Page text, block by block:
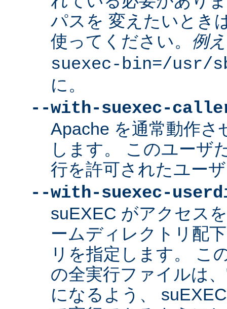
パスを 変えたいとき
使ってください。 例
suexec-bin=/usr/
に。
--with-suexec-
Apache を通常動作さ
します。 このユーザ
行を許可されたユー
--with-suexec-
suEXEC がアクセス
ームディレクトリ配
リを指定します。 こ
の全実行ファイルは
になるよう、